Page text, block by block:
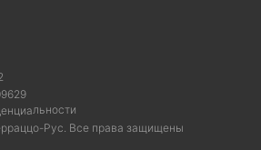
Рус. Все права защищены